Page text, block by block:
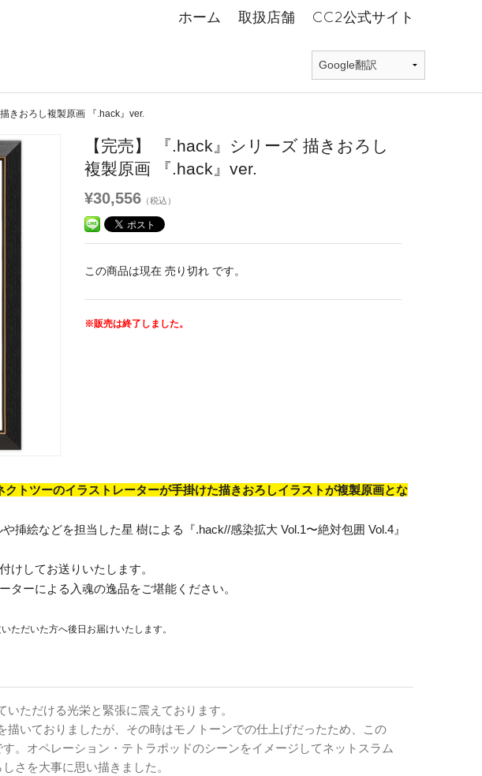
ホーム 取扱店舗 CC2公式サイト
きおろし複製原画 『.hack』ver.
【完売】 『.hack』シリーズ 描きおろし
複製原画 『.hack』ver.
¥30,556（税込）
この商品は現在 売り切れ です。
※販売は終了しました。
クトツーのイラストレーターが手掛けた描きおろしイラストが複製原画とな
挿絵などを担当した星 樹による『.hack//感染拡大 Vol.1〜絶対包囲 Vol.4』
けしてお送りいたします。
ーによる入魂の逸品をご堪能ください。
ただいた方へ後日お届けいたします。
ただける光栄と緊張に震えております。
いておりましたが、その時はモノトーンでの仕上げだったため、この
。オペレーション・テトラポッドのシーンをイメージしてネットスラム
さを大事に思い描きました。